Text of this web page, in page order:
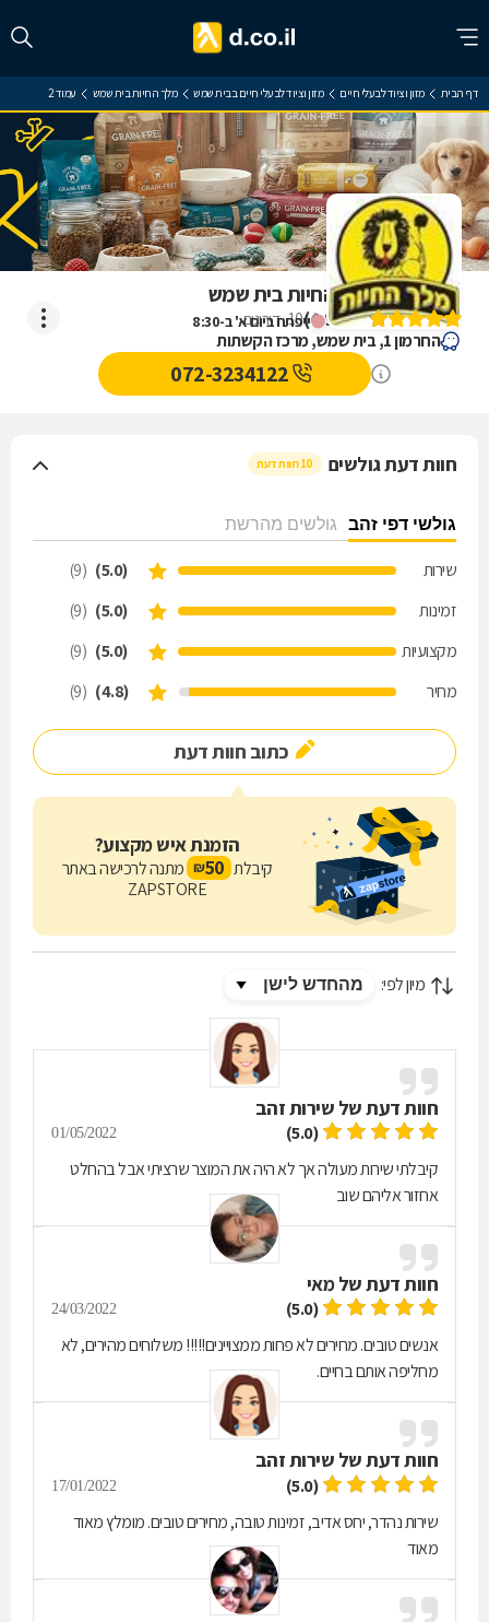
דף הבית מזון וציוד לבעלי חיים מזון וציוד לבעלי חיים בבית שמש מלך החיות בית שמש עמוד 2
ייפתח ביום א' ב-8:30
ביקורת על מלך החיות בית שמש
(
4.9
)
10דירוגים
החרמון 1, בית שמש, מרכז הקשתות
072-3234122
חוות דעת גולשים 10 חוות דעת
גולשי דפי זהב גולשים מהרשת
שירות (5.0)
(9)
זמינות
(5.0)
(9)
מקצועיות
(5.0)
(9)
מחיר
(4.8)
(9)
כתוב חוות דעת
הזמנת איש מקצוע?
קיבלת 50
₪ מתנה לרכישה באתר
ZAPSTORE
מיון לפי:
חוות דעת של שירות זהב
(5.0)
01/05/2022
קיבלתי שירות מעולה אך לא היה את המוצר שרציתי אבל בהחלט
אחזור אליהם שוב
חוות דעת שלמאי
(5.0)
24/03/2022
אנשים טובים. מחירים לא פחות ממצויינים!!!!! משלוחים מהירים, לא
מחליפה אותם בחיים.
חוות דעת של שירות זהב
(5.0)
17/01/2022
שירות נהדר, יחס אדיב, זמינות טובה, מחירים טובים. מומלץ מאוד
מאוד